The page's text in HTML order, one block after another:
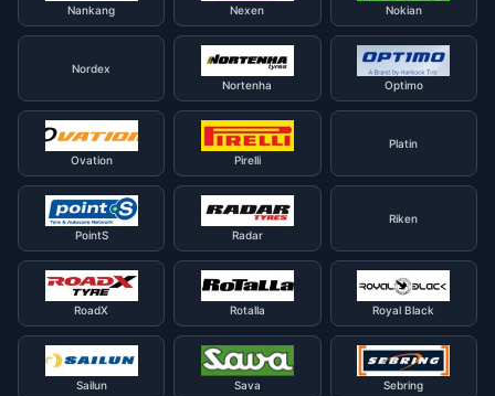
Nankang Nexen Nokian
Nordex
Nortenha
Optimo
Ovation Pirelli
Platin
PointS Radar
Riken
RoadX Rotalla Royal Black
Sailun Sava Sebring